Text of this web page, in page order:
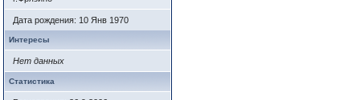
Дата рождения: 10 Янв 1970
Интересы
Нет данных
Статистика